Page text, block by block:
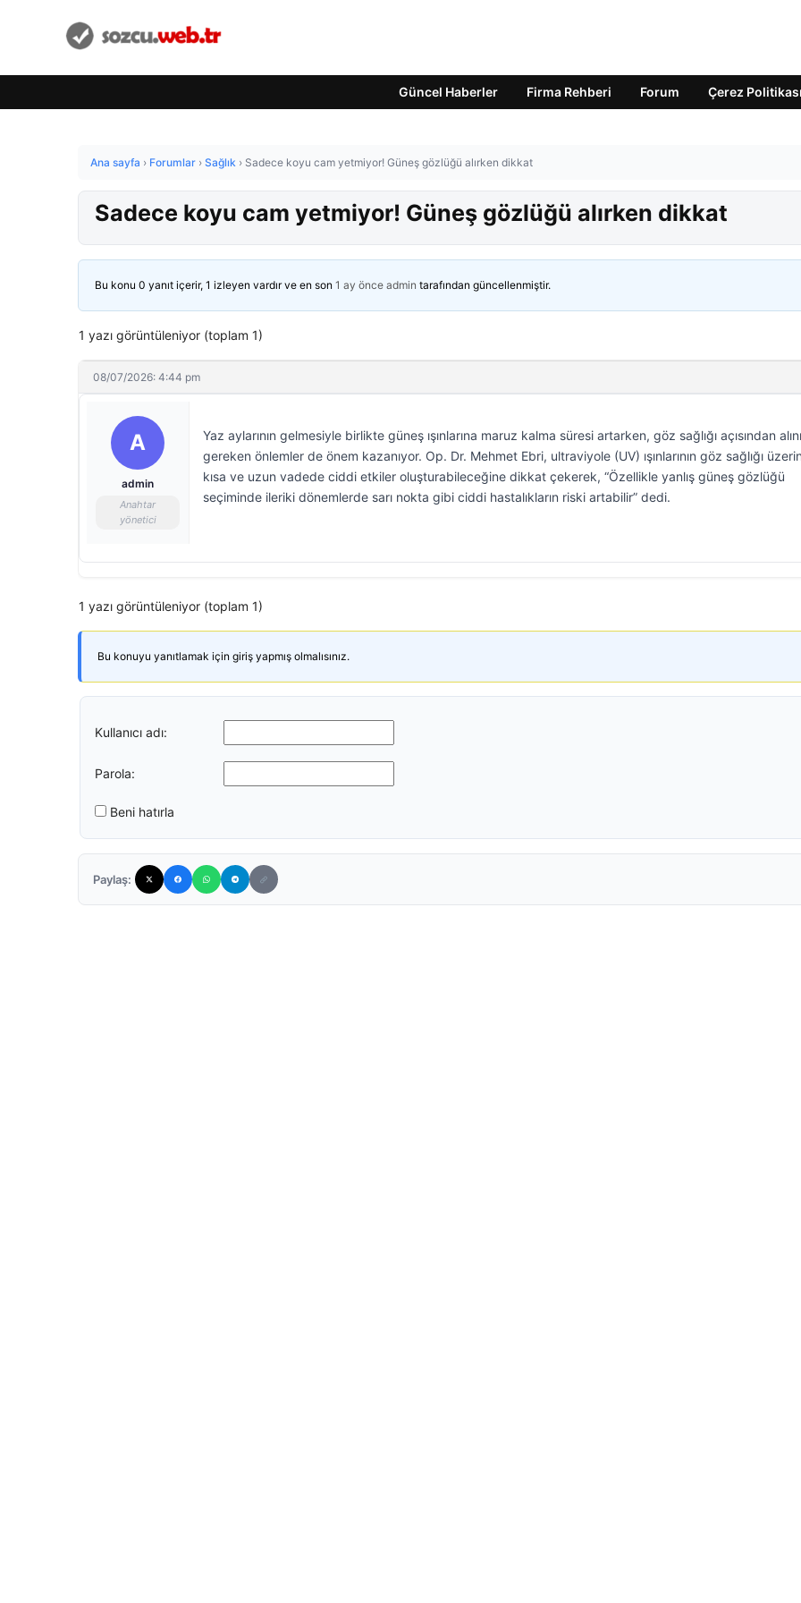
Güncel Haberler Firma Rehberi Forum Çerez Politikası
Ana sayfa › Forumlar › Sağlık › Sadece koyu cam yetmiyor! Güneş gözlüğü alırken dikkat
Sadece koyu cam yetmiyor! Güneş gözlüğü alırken dikkat
Bu konu 0 yanıt içerir, 1 izleyen vardır ve en son 1 ay önce admin tarafından güncellenmiştir.
1 yazı görüntüleniyor (toplam 1)
08/07/2026: 4:44 pm
A
admin
Anahtar
yönetici
Yaz aylarının gelmesiyle birlikte güneş ışınlarına maruz kalma süresi artarken, göz sağlığı açısından
gereken önlemler de önem kazanıyor. Op. Dr. Mehmet Ebri, ultraviyole (UV) ışınlarının göz sağlığı
kısa ve uzun vadede ciddi etkiler oluşturabileceğine dikkat çekerek, “Özellikle yanlış güneş gözlüğü
seçiminde ileriki dönemlerde sarı nokta gibi ciddi hastalıkların riski artabilir” dedi.
1 yazı görüntüleniyor (toplam 1)
Bu konuyu yanıtlamak için giriş yapmış olmalısınız.
Kullanıcı adı:
Parola:
Beni hatırla
Paylaş: